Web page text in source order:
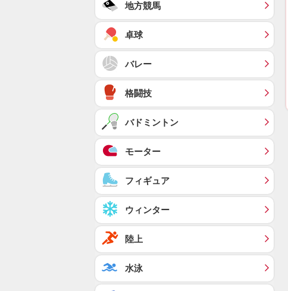
地方競馬
卓球
バレー
格闘技
バドミントン
モーター
フィギュア
ウィンター
陸上
水泳